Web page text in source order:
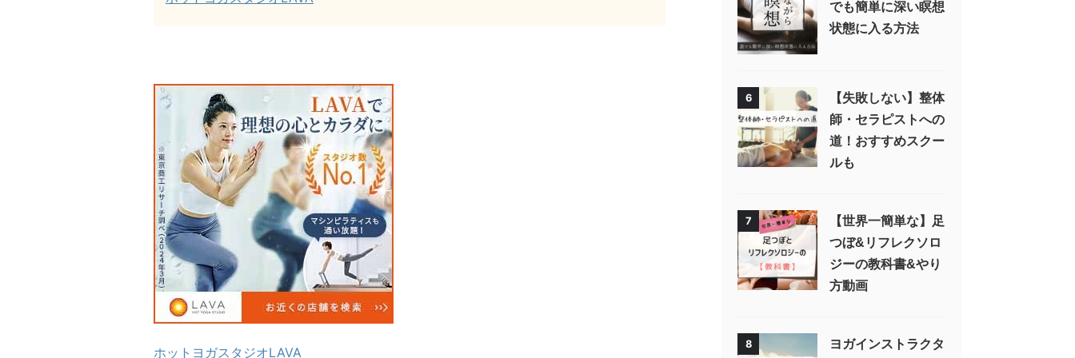
ホットヨガスタジオLAVA
でも簡単に深い瞑想
状態に入る方法
6
【失敗しない】整体
師・セラピストへの
道！おすすめスクー
ルも
7
【世界一簡単な】足
つぼ&リフレクソロ
ジーの教科書&やり
方動画
8 ヨガインストラクタ